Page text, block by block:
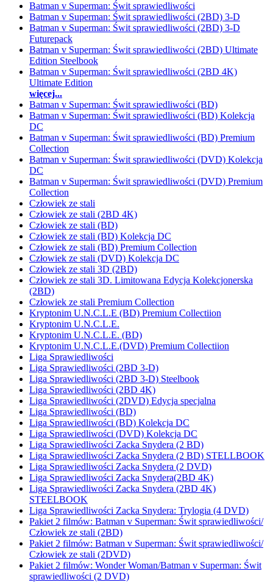
Batman v Superman: Świt sprawiedliwości
Batman v Superman: Świt sprawiedliwości (2BD) 3-D
Batman v Superman: Świt sprawiedliwości (2BD) 3-D
Futurepack
Batman v Superman: Świt sprawiedliwości (2BD) Ultimate
Edition Steelbook
Batman v Superman: Świt sprawiedliwości (2BD 4K)
Ultimate Edition
więcej...
Batman v Superman: Świt sprawiedliwości (BD)
Batman v Superman: Świt sprawiedliwości (BD) Kolekcja
DC
Batman v Superman: Świt sprawiedliwości (BD) Premium
Collection
Batman v Superman: Świt sprawiedliwości (DVD) Kolekcja
DC
Batman v Superman: Świt sprawiedliwości (DVD) Premium
Collection
Człowiek ze stali
Człowiek ze stali (2BD 4K)
Człowiek ze stali (BD)
Człowiek ze stali (BD) Kolekcja DC
Człowiek ze stali (BD) Premium Collection
Człowiek ze stali (DVD) Kolekcja DC
Człowiek ze stali 3D (2BD)
Człowiek ze stali 3D. Limitowana Edycja Kolekcjonerska
(2BD)
Człowiek ze stali Premium Collection
Kryptonim U.N.C.L.E (BD) Premium Collectiion
Kryptonim U.N.C.L.E.
Kryptonim U.N.C.L.E. (BD)
Kryptonim U.N.C.L.E.(DVD) Premium Collectiion
Liga Sprawiedliwości
Liga Sprawiedliwości (2BD 3-D)
Liga Sprawiedliwości (2BD 3-D) Steelbook
Liga Sprawiedliwości (2BD 4K)
Liga Sprawiedliwości (2DVD) Edycja specjalna
Liga Sprawiedliwości (BD)
Liga Sprawiedliwości (BD) Kolekcja DC
Liga Sprawiedliwości (DVD) Kolekcja DC
Liga Sprawiedliwości Zacka Snydera (2 BD)
Liga Sprawiedliwości Zacka Snydera (2 BD) STELLBOOK
Liga Sprawiedliwości Zacka Snydera (2 DVD)
Liga Sprawiedliwości Zacka Snydera(2BD 4K)
Liga Sprawiedliwości Zacka Snydera (2BD 4K)
STEELBOOK
Liga Sprawiedliwości Zacka Snydera: Trylogia (4 DVD)
Pakiet 2 filmów: Batman v Superman: Świt sprawiedliwości/
Człowiek ze stali (2BD)
Pakiet 2 filmów: Batman v Superman: Świt sprawiedliwości/
Człowiek ze stali (2DVD)
Pakiet 2 filmów: Wonder Woman/Batman v Superman: Świt
sprawiedliwości (2 DVD)